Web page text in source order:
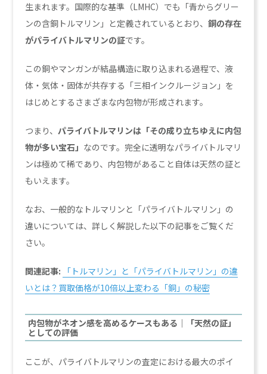
生まれます。国際的な基準（LMHC）でも「青からグリー
ンの含銅トルマリン」と定義されているとおり、銅の存在
がパライバトルマリンの証です。
この銅やマンガンが結晶構造に取り込まれる過程で、液
体・気体・固体が共存する「三相インクルージョン」を
はじめとするさまざまな内包物が形成されます。
つまり、パライバトルマリンは「その成り立ちゆえに内包
物が多い宝石」 なのです。完全に透明なパライバトルマリ
ンは極めて稀であり、内包物があること自体は天然の証と
もいえます。
なお、一般的なトルマリンと「パライバトルマリン」の
違いについては、詳しく解説した以下の記事をご覧くだ
さい。
関連記事:
「トルマリン」と「パライバトルマリン」の違
いとは？買取価格が10倍以上変わる「銅」の秘密
内包物がネオン感を高めるケースもある｜「天然の証」
としての評価
ここが、パライバトルマリンの査定における最大のポイ